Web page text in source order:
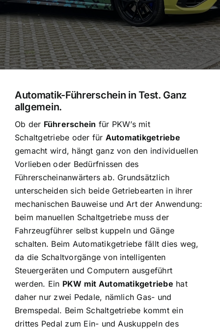
Automatik-Führerschein in Test. Ganz
allgemein.
Ob der Führerschein für PKW’s mit
Schaltgetriebe oder für Automatikgetriebe
gemacht wird, hängt ganz von den individuellen
Vorlieben oder Bedürfnissen des
Führerscheinanwärters ab. Grundsätzlich
unterscheiden sich beide Getriebearten in ihrer
mechanischen Bauweise und Art der Anwendung:
beim manuellen Schaltgetriebe muss der
Fahrzeugführer selbst kuppeln und Gänge
schalten. Beim Automatikgetriebe fällt dies weg,
da die Schaltvorgänge von intelligenten
Steuergeräten und Computern ausgeführt
werden. Ein PKW mit Automatikgetriebe hat
daher nur zwei Pedale, nämlich Gas- und
Bremspedal. Beim Schaltgetriebe kommt ein
drittes Pedal zum Ein- und Auskuppeln des